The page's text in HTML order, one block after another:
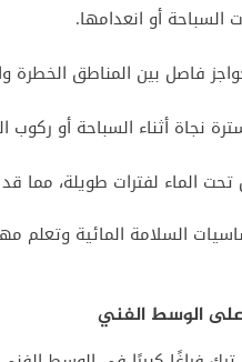
أو انعدامها.
فاصل بين المناطق الخطرة
نجاة أثناء السباحة أو ركوب
الماء لفترات طويلة، مما قد
السلامة المائية
على الوسط الفني